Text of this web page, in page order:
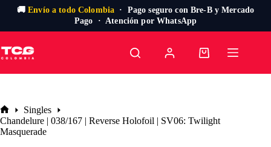
🚚Envío a todo Colombia · Pago seguro con Bre-B y Mercado
Pago · Atención por WhatsApp
al
contenido
Carro
Inicio
Singles
Chandelure | 038/167 | Reverse Holofoil | SV06: Twilight
Masquerade